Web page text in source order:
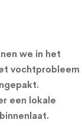
we in het
vochtprobleem
een lokale